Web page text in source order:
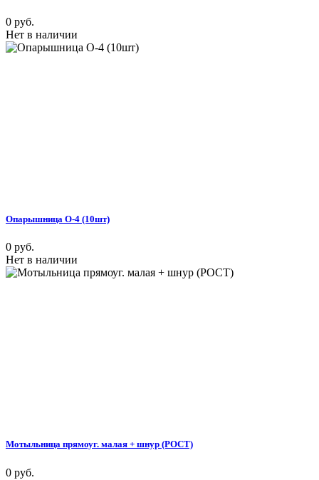
0 руб.
Нет в наличии
Опарышница О-4 (10шт)
0 руб.
Нет в наличии
Мотыльница прямоуг. малая + шнур (РОСТ)
0 руб.